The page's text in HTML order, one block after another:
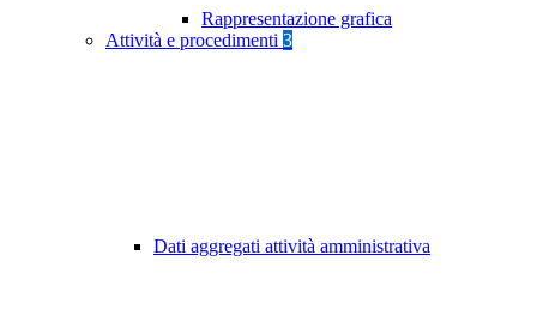
Rappresentazione grafica
Attività e procedimenti 3
Dati aggregati attività amministrativa